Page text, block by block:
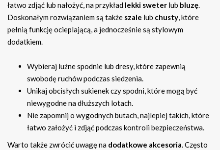
łatwo zdjąć lub nałożyć, na przykład lekki sweter lub bluzę.
Doskonałym rozwiązaniem są także szale lub chusty, które
pełnią funkcję ocieplającą, a jednocześnie są stylowym
dodatkiem.
Wybieraj luźne spodnie lub dresy, które zapewnią
swobodę ruchów podczas siedzenia.
Unikaj obcisłych sukienek czy spodni, które mogą być
niewygodne na dłuższych lotach.
Nie zapomnij o wygodnych butach, najlepiej takich, które
łatwo założyć i zdjąć podczas kontroli bezpieczeństwa.
Warto także zwrócić uwagę na dodatkowe akcesoria. Często